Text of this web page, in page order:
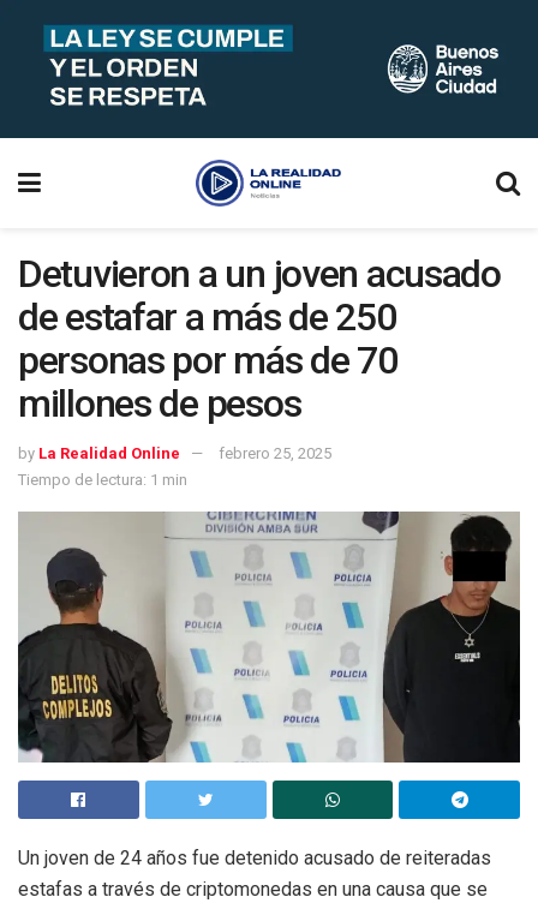
Detuvieron a un joven acusado
de estafar a más de 250
personas por más de 70
millones de pesos
by La Realidad Online
febrero 25, 2025
Tiempo de lectura: 1 min
Un joven de 24 años fue detenido acusado de reiteradas
estafas a través de criptomonedas en una causa que se